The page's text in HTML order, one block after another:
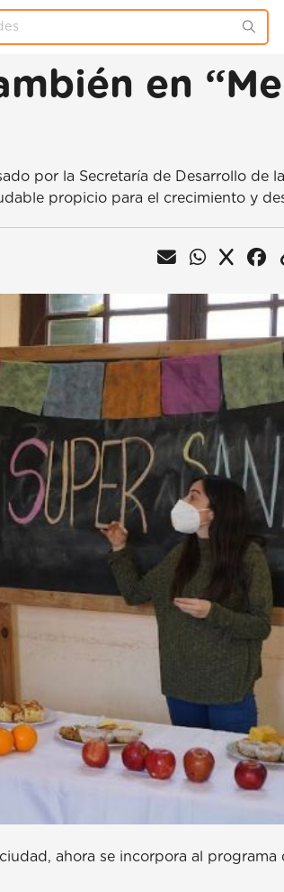
en
por la Secretaría de Desarrollo
propicio para el crecimiento y
ahora se incorpora al programa